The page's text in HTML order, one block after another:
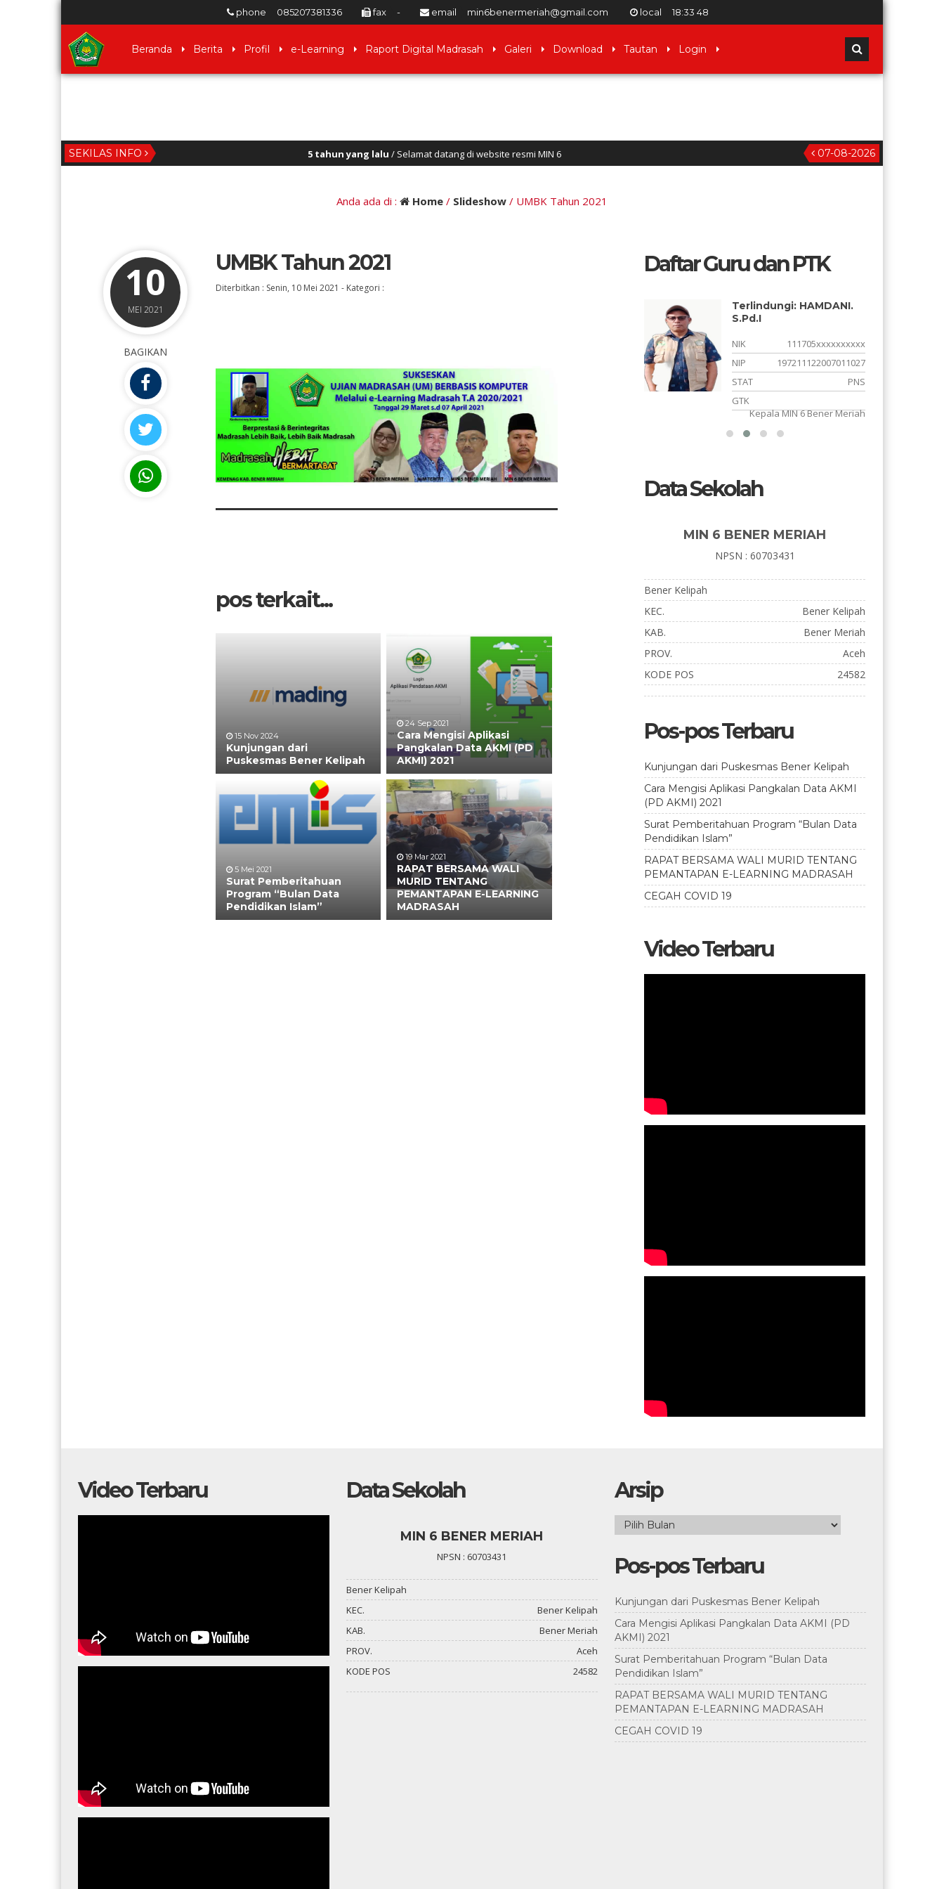
phone 085207381336 fax - email min6benermeriah@gmail.com local 18:33 48
Beranda Berita Profil e-Learning Raport Digital Madrasah Galeri Download Tautan Login
SEKILAS INFO 07-08-2026
5 tahun yang lalu/ Selamat datang di website resmi MIN 6
Bener Meriah
Anda ada di : Home / Slideshow / UMBK Tahun 2021
10
MEI 2021
UMBK Tahun 2021
Diterbitkan : Senin, 10 Mei 2021 - Kategori :
BAGIKAN
pos terkait...
15 Nov 2024
Kunjungan dari
Puskesmas Bener Kelipah
24 Sep 2021
Cara Mengisi Aplikasi
Pangkalan Data AKMI (PD
AKMI) 2021
5 Mei 2021
Surat Pemberitahuan
Program “Bulan Data
Pendidikan Islam”
19 Mar 2021
RAPAT BERSAMA WALI
MURID TENTANG
PEMANTAPAN E-LEARNING
MADRASAH
Daftar Guru dan PTK
1117056705840001
198405272006042001
PNS
Administrasi
STAT
Pramubakti
Operator Madrasah
STAT
GTK
Kepala MIN 6 Bener Meriah
NITA ANDRIANA. Z, S.Pd
NIP
199002152020122006
STAT
PNS
GTK
Kordinator Kurikulum
Data Sekolah
MIN 6 BENER MERIAH
NPSN : 60703431
Bener Kelipah
KEC.
Bener Kelipah
KAB.
Bener Meriah
PROV.
Aceh
KODE POS
24582
Pos-pos Terbaru
Kunjungan dari Puskesmas Bener Kelipah
Cara Mengisi Aplikasi Pangkalan Data AKMI
(PD AKMI) 2021
Surat Pemberitahuan Program “Bulan Data
Pendidikan Islam”
RAPAT BERSAMA WALI MURID TENTANG
PEMANTAPAN E-LEARNING MADRASAH
CEGAH COVID 19
Video Terbaru
Video Terbaru Data Sekolah
MIN 6 BENER MERIAH
NPSN : 60703431
Bener Kelipah
KEC.
Bener Kelipah
KAB.
Bener Meriah
PROV.
Aceh
KODE POS
24582
Arsip
Arsip
Pos-pos Terbaru
Kunjungan dari Puskesmas Bener Kelipah
Cara Mengisi Aplikasi Pangkalan Data AKMI (PD
AKMI) 2021
Surat Pemberitahuan Program “Bulan Data
Pendidikan Islam”
RAPAT BERSAMA WALI MURID TENTANG
PEMANTAPAN E-LEARNING MADRASAH
CEGAH COVID 19